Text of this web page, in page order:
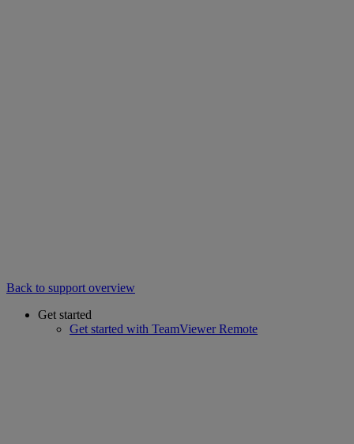
Back to support overview
Get started
Get started with TeamViewer Remote